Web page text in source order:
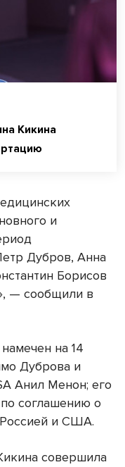
Кикина
и
Дубров, Анна
Борисов
— сообщили в
на 14
Дуброва и
Анил Менон; его
соглашению о
и США.
совершила